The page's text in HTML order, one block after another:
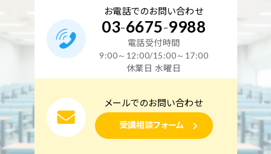
オンライン講座 学科コース（2日間）
2026年 9月13日(日)
東京校【下期】第一種電気工事士学科試験（CBT・筆
記）対策 9月12日・13日開催(YouTubeライブ配信
同時開催)
お電話でのお問い合わせ
03-6675-9988
電話受付時間
9:00～12:00/15:00～17:00
休業日 水曜日
メールでのお問い合わせ
受講相談フォーム